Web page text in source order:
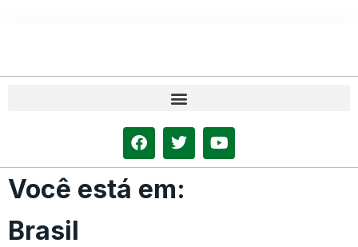
Você está em:
Brasil